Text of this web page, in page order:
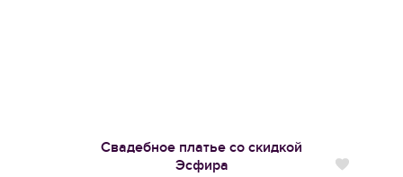
Свадебное платье со скидкой
Эсфира